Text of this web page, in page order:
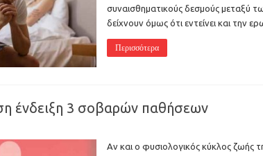
συναισθηματικούς δεσμούς μεταξύ
δείχνουν όμως ότι εντείνει και την
Περισσότερα
ένδειξη 3 σοβαρών παθήσεων
Αν και ο φυσιολογικός κύκλος ζωής